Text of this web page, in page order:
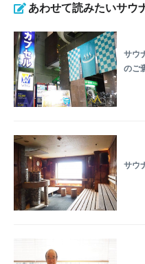
あわせて読みたいサウ
サウ
のご
サウ